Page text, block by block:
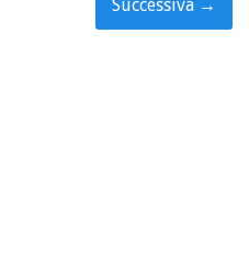
Successiva →